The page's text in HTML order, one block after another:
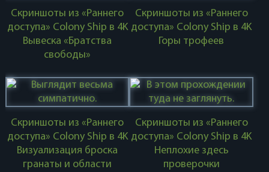
Скриншоты из «Раннего
доступа» Colony Ship в 4K
Вывеска «Братства
свободы»
Скриншоты из «Раннего
доступа» Colony Ship в 4K
Горы трофеев
Скриншоты из «Раннего
доступа» Colony Ship в 4K
Визуализация броска
гранаты и области
Скриншоты из «Раннего
доступа» Colony Ship в 4K
Неплохие здесь
проверочки